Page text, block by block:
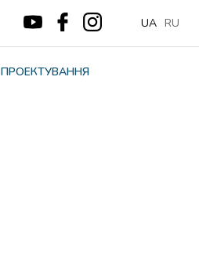
UA RU
ПРОЕКТУВАННЯ